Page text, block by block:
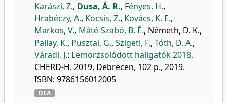
Karászi, Z., Dusa, Á. R., Fényes, H.,
Hrabéczy, A., Kocsis, Z., Kovács, K. E.,
Markos, V., Máté-Szabó, B. É., Németh, D. K.,
Pallay, K., Pusztai, G., Szigeti, F., Tóth, D. A.,
Váradi, J.: Lemorzsolódott hallgatók 2018.
CHERD-H. 2019, Debrecen, 102 p., 2019.
ISBN: 9786156012005
DEA